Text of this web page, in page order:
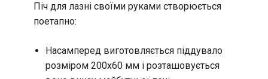
Піч для лазні своїми руками створюється
поетапно:
Насамперед виготовляється піддувало
розміром 200х60 мм і розташовується